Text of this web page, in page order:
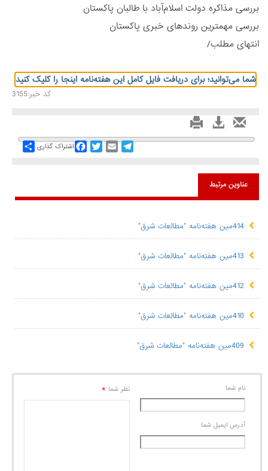
بررسی مذاکره دولت اسلام‌آباد با طالبان پاکستان
بررسی مهمترین روندهای خبری پاکستان
انتهای مطلب/
شما می‌توانید؛ برای دریافت فایل کامل این هفته‌نامه اینجا را کلیک کنید
کد خبر:3155
Share اشتراک گذاری
FacebookTwitterEmail
Telegram
عناوین مرتبط
414مین هفته‌نامه "مطالعات شرق"
413مین هفته‌نامه "مطالعات شرق"
412مین هفته‌نامه "مطالعات شرق"
410مین هفته‌نامه "مطالعات شرق"
409مین هفته‌نامه "مطالعات شرق"
نام شما
آدرس ايميل شما
نظر شما *